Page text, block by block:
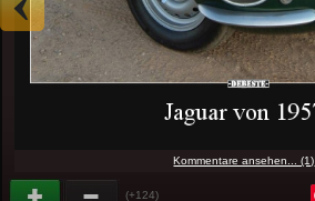
Kommentare ansehen... (1)
(+124)